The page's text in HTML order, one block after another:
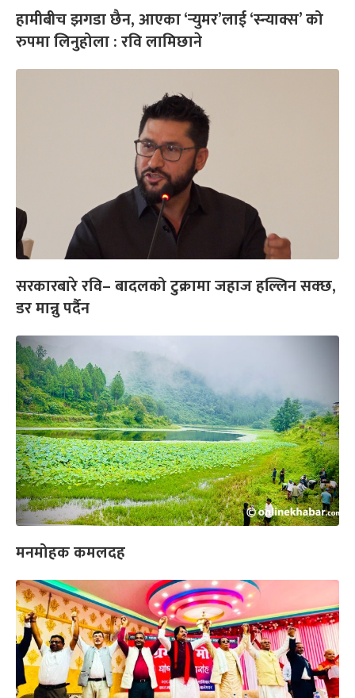
हामीबीच झगडा छैन, आएका ‘र्‍युमर’लाई ‘स्न्याक्स’ को
रुपमा लिनुहोला : रवि लामिछाने
सरकारबारे रवि– बादलको टुक्रामा जहाज हल्लिन सक्छ,
डर मान्नु पर्दैन
मनमोहक कमलदह